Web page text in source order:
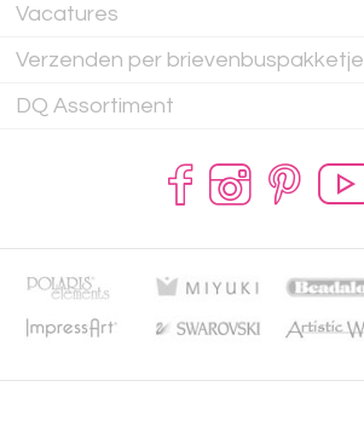
Vacatures
Verzenden per brievenbuspakketje
DQ Assortiment